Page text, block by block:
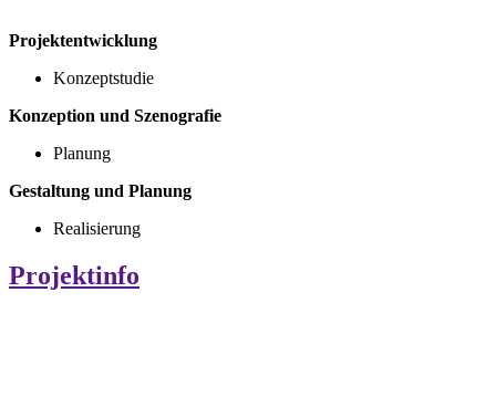
Projektentwicklung
Konzeptstudie
Konzeption und Szenografie
Planung
Gestaltung und Planung
Realisierung
Projektinfo